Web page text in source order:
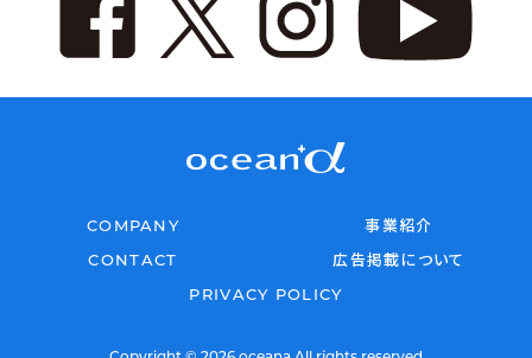
COMPANY
事業紹介
CONTACT
広告掲載について
PRIVACY POLICY